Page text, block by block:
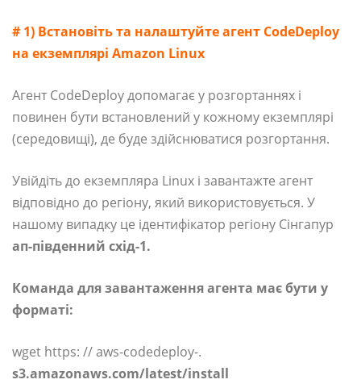
# 1) Встановіть та налаштуйте агент CodeDeploy
на екземплярі Amazon Linux
Агент CodeDeploy допомагає у розгортаннях і
повинен бути встановлений у кожному екземплярі
(середовищі), де буде здійснюватися розгортання.
Увійдіть до екземпляра Linux і завантажте агент
відповідно до регіону, який використовується. У
нашому випадку це ідентифікатор регіону Сінгапур
ап-південний схід-1.
Команда для завантаження агента має бути у
форматі:
wget https: // aws-codedeploy-.
s3.amazonaws.com/latest/install